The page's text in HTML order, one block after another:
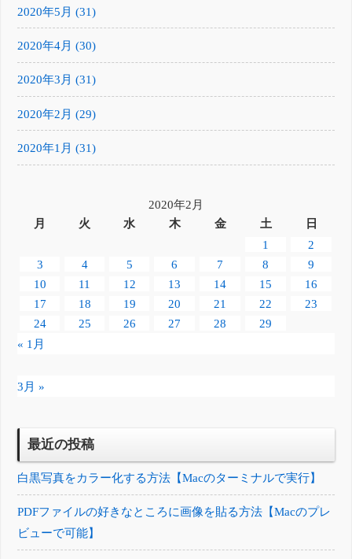
2020年5月 (31)
2020年4月 (30)
2020年3月 (31)
2020年2月 (29)
2020年1月 (31)
2020年2月
月
火 水 木 金 土
日
1
2
3
4 5 6 7 8
9
10
11 12 13 14 15
16
17
18 19 20 21 22
23
24
25 26 27 28
29
« 1月
3月 »
最近の投稿
白黒写真をカラー化する方法【Macのターミナルで実行】
PDFファイルの好きなところに画像を貼る方法【Macのプレ
ビューで可能】